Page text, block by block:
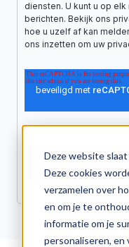
Deze website
Deze cookies
verzamelen over
en om je te
informatie om je
personaliseren, en
diensten. U kunt u op
berichten. Bekijk ons
hoe u uzelf af kan
ons inzetten om uw